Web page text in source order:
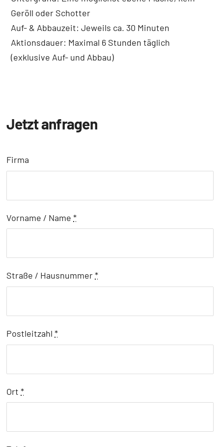
Geröll oder Schotter
Auf- & Abbauzeit: Jeweils ca. 30 Minuten
Aktionsdauer: Maximal 6 Stunden täglich
(exklusive Auf- und Abbau)
Jetzt anfragen
Firma
Vorname / Name*
Straße / Hausnummer*
Postleitzahl*
Ort*